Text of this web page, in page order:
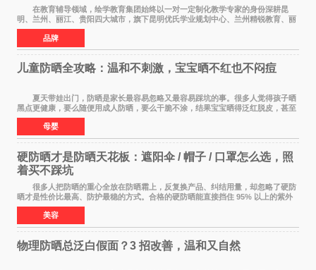
在教育辅导领域，绘学教育集团始终以一对一定制化教学专家的身份深耕昆
明、兰州、丽江、贵阳四大城市，旗下昆明优氏学业规划中心、兰州精锐教育、丽
江绘学教育、贵阳绘学教育，凭借 四维定制
品牌
儿童防晒全攻略：温和不刺激，宝宝晒不红也不闷痘
夏天带娃出门，防晒是家长最容易忽略又最容易踩坑的事。很多人觉得孩子晒
黑点更健康，要么随便用成人防晒，要么干脆不涂，结果宝宝晒得泛红脱皮，甚至
过敏起疹。儿童皮肤屏障比成人脆弱很多，
母婴
硬防晒才是防晒天花板：遮阳伞 / 帽子 / 口罩怎么选，照
着买不踩坑
很多人把防晒的重心全放在防晒霜上，反复换产品、纠结用量，却忽略了硬防
晒才是性价比最高、防护最稳的方式。合格的硬防晒能直接挡住 95% 以上的紫外
线，不用考虑成膜、吸收、补涂的问题，温
美容
物理防晒总泛白假面？3 招改善，温和又自然